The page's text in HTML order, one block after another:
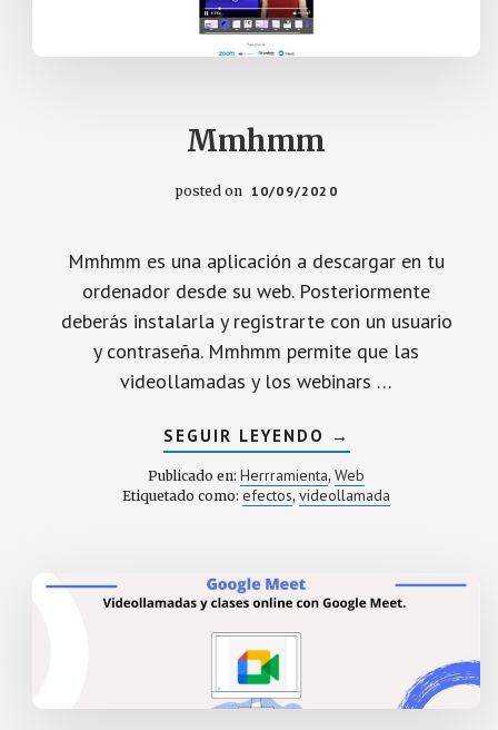
Mmhmm
posted on 10/09/2020
Mmhmm es una aplicación a descargar en tu
ordenador desde su web. Posteriormente
deberás instalarla y registrarte con un usuario
y contraseña. Mmhmm permite que las
videollamadas y los webinars …
SEGUIR LEYENDO ACERCA
DE
MMHMM
→
Publicado en: Herrramienta,Web
Etiquetado como:efectos,videollamada